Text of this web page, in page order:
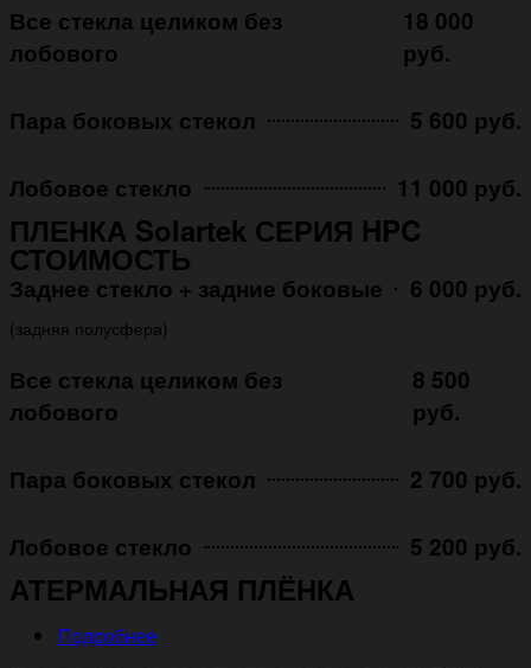
Все стекла целиком без
лобового
18 000
руб.
Пара боковых стекол 5 600 руб.
Лобовое стекло 11 000 руб.
ПЛЕНКА Solartek СЕРИЯ HPC
СТОИМОСТЬ
Заднее стекло + задние боковые 6 000 руб.
(задняя полусфера)
Все стекла целиком без
лобового
8 500
руб.
Пара боковых стекол 2 700 руб.
Лобовое стекло 5 200 руб.
АТЕРМАЛЬНАЯ ПЛЁНКА
Подробнее